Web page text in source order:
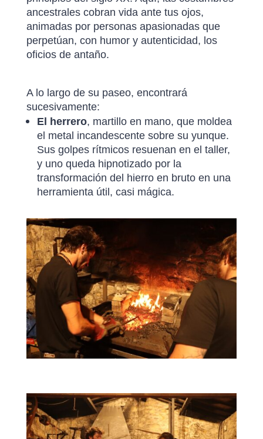
ancestrales cobran vida ante tus ojos,
animadas por personas apasionadas que
perpetúan, con humor y autenticidad, los
oficios de antaño.
A lo largo de su paseo, encontrará
sucesivamente:
El herrero, martillo en mano, que moldea
el metal incandescente sobre su yunque.
Sus golpes rítmicos resuenan en el taller,
y uno queda hipnotizado por la
transformación del hierro en bruto en una
herramienta útil, casi mágica.